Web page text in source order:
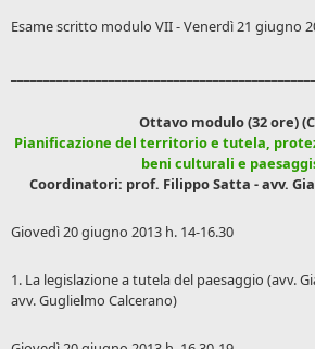
Esame scritto modulo VII - Venerdì 21 giugno
Ottavo modulo (32 ore)
Pianificazione del territorio e tutela,
beni culturali e
Coordinatori: prof. Filippo Satta - avv.
Giovedì 20 giugno 2013 h. 14-16.30
1. La legislazione a tutela del paesaggio (avv.
avv. Guglielmo Calcerano)